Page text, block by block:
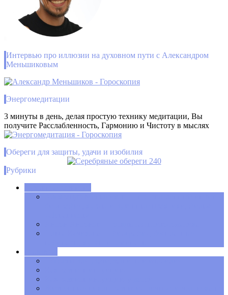
Интервью про иллюзии на духовном пути с Александром
Меньшиковым
Энергомедитации
3 минуты в день, делая простую технику медитации, Вы
получите Расслабленность, Гармонию и Чистоту в мыслях
Обереги для защиты, удачи и изобилия
Рубрики